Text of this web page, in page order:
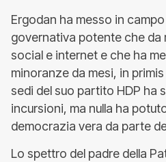
Ergodan ha messo in
governativa potente che da
social e internet e che ha
minoranze da mesi, in
sedi del suo partito HDP ha
incursioni, ma nulla ha
democrazia vera da parte
Lo spettro del padre della